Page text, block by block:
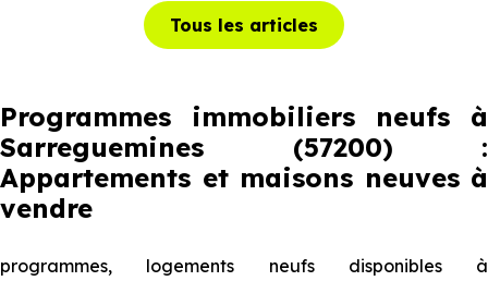
Tous les articles
Programmes immobiliers neufs à
Sarreguemines (57200) :
Appartements et maisons neuves à
vendre
programmes, logements neufs disponibles à